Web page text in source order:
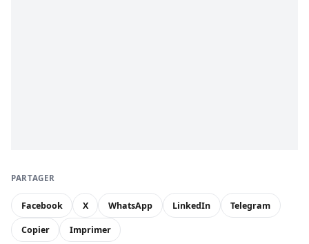
PARTAGER
Facebook X WhatsApp LinkedIn Telegram
Copier Imprimer